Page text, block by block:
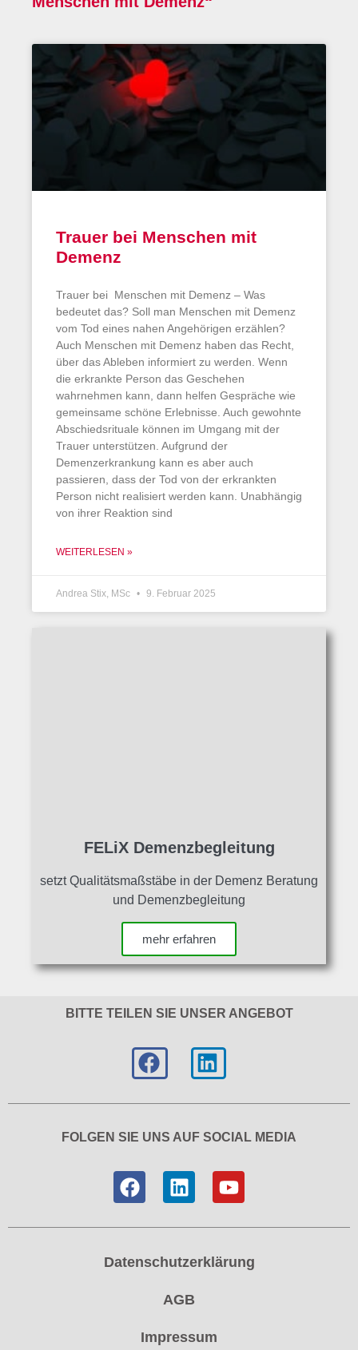
Demenz
bedeutet das? Soll man Menschen mit Demenz
vom Tod eines nahen Angehörigen erzählen?
Auch Menschen mit Demenz haben das Recht,
über das Ableben informiert zu werden. Wenn
die erkrankte Person das Geschehen
wahrnehmen kann, dann helfen Gespräche wie
gemeinsame schöne Erlebnisse. Auch gewohnte
Abschiedsrituale können im Umgang mit der
Trauer unterstützen. Aufgrund der
Demenzerkrankung kann es aber auch
passieren, dass der Tod von der erkrankten
Person nicht realisiert werden kann. Unabhängig
von ihrer Reaktion sind
und Demenzbegleitung
mehr erfahren